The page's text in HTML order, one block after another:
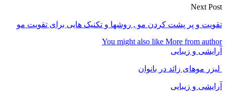
Next Post
تقویت و پر پشت کردن مو , روشها و تکنیک هایی برای تقویت مو
You might also like More from author
آرایشی و زیبایی
لیزر موهای زائد در بانوان
آرایشی و زیبایی